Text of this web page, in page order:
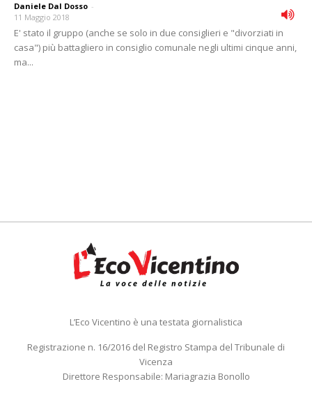
Daniele Dal Dosso -
11 Maggio 2018
E' stato il gruppo (anche se solo in due consiglieri e "divorziati in
casa") più battagliero in consiglio comunale negli ultimi cinque anni,
ma...
L’Eco Vicentino è una testata giornalistica
Registrazione n. 16/2016 del Registro Stampa del Tribunale di
Vicenza
Direttore Responsabile: Mariagrazia Bonollo